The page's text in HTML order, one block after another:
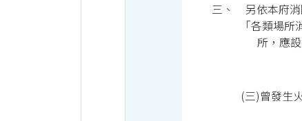
三、
另依本府
「各類場
所，應
(三)曾發生